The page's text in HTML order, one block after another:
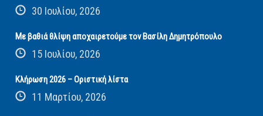
30 Ιουλίου, 2026
Με βαθιά θλίψη αποχαιρετούμε τον Βασίλη Δημητρόπουλο
15 Ιουλίου, 2026
Κλήρωση 2026 – Οριστική λίστα
11 Μαρτίου, 2026